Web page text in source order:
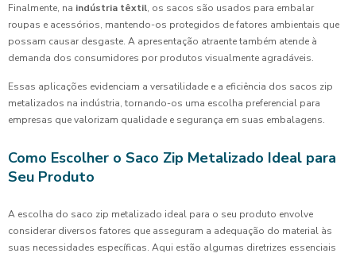
Finalmente, na indústria têxtil, os sacos são usados para embalar
roupas e acessórios, mantendo-os protegidos de fatores ambientais que
possam causar desgaste. A apresentação atraente também atende à
demanda dos consumidores por produtos visualmente agradáveis.
Essas aplicações evidenciam a versatilidade e a eficiência dos sacos zip
metalizados na indústria, tornando-os uma escolha preferencial para
empresas que valorizam qualidade e segurança em suas embalagens.
Como Escolher o Saco Zip Metalizado Ideal para
Seu Produto
A escolha do saco zip metalizado ideal para o seu produto envolve
considerar diversos fatores que asseguram a adequação do material às
suas necessidades específicas. Aqui estão algumas diretrizes essenciais